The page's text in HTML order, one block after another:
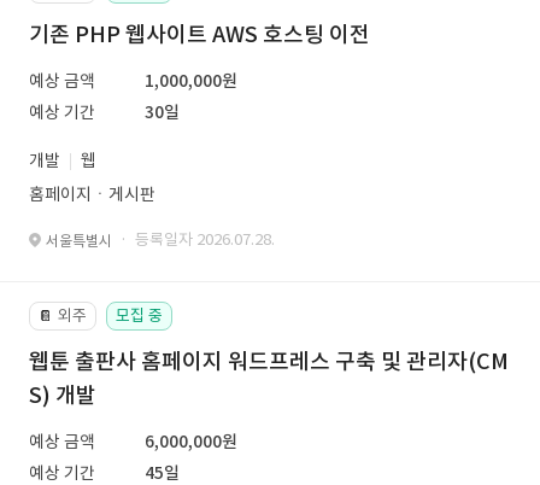
기존 PHP 웹사이트 AWS 호스팅 이전
예상 금액
1,000,000원
예상 기간
30일
개발
웹
홈페이지ㆍ게시판
서울특별시 · 등록일자 2026.07.28.
📔 외주 모집 중
웹툰 출판사 홈페이지 워드프레스 구축 및 관리자(CM
S) 개발
예상 금액
6,000,000원
예상 기간
45일